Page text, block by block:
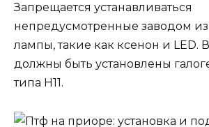
Запрещается устанавливаться
непредусмотренные заводом
лампы, такие как ксенон и
должны быть установлены
типа Н11.